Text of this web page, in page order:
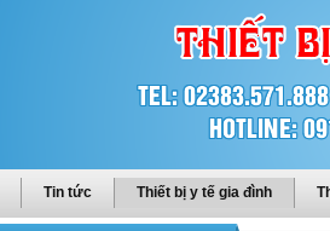
Tin tức Thiết bị y tế gia đình